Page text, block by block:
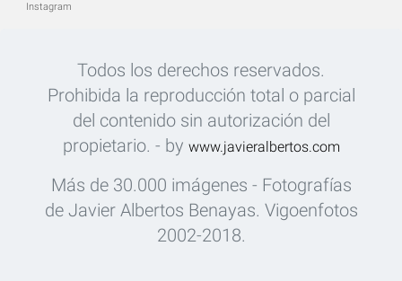
Instagram
Todos los derechos reservados.
Prohibida la reproducción total o parcial
del contenido sin autorización del
propietario. - by www.javieralbertos.com
Más de 30.000 imágenes - Fotografías
de Javier Albertos Benayas. Vigoenfotos
2002-2018.